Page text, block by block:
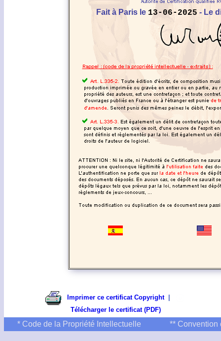
Fait à Paris le 13-06-2025 - Le
Imprimer ce certificat Copyright|
Télécharger le certificat (PDF)
* Code de la Propriété Intellectuelle ** Convention